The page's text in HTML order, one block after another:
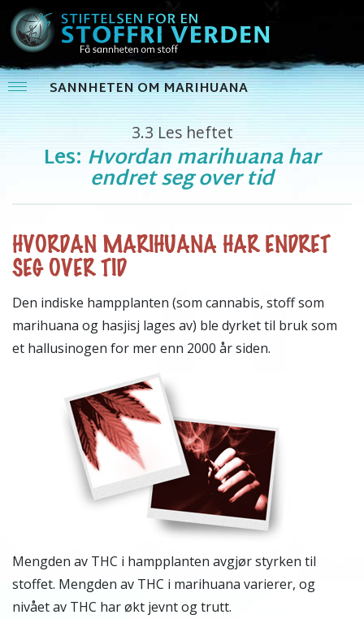
SANNHETEN OM MARIHUANA
3.3 Les heftet
Les: Hvordan marihuana har
endret seg over tid
HVORDAN MARIHUANA HAR ENDRET
SEG OVER TID
Den indiske hampplanten (som cannabis, stoff som
marihuana og hasjisj lages av) ble dyrket til bruk som
et hallusinogen for mer enn 2000 år siden.
Mengden av THC i hampplanten avgjør styrken til
stoffet. Mengden av THC i marihuana varierer, og
nivået av THC har økt jevnt og trutt.